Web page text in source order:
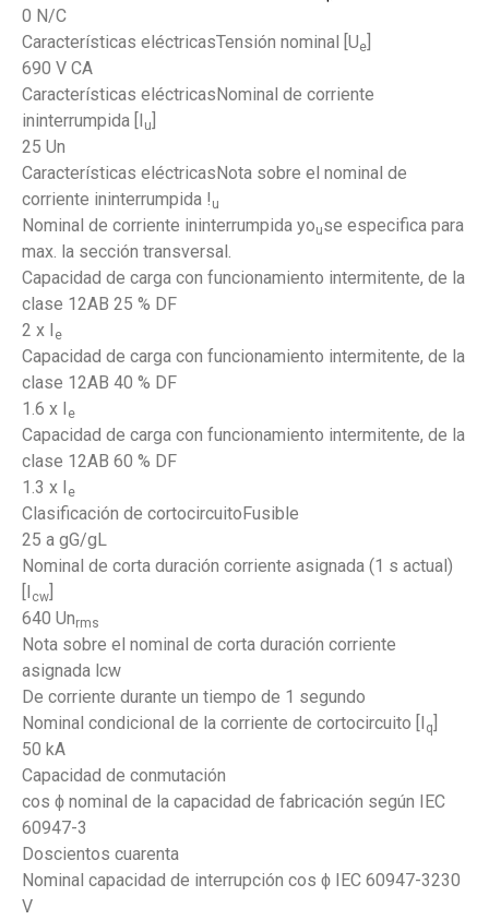
0 N/C
Características eléctricasTensión nominal [Ue
690 V CA
Características eléctricasNominal de corriente
ininterrumpida [I u
25 Un
Características eléctricasNota sobre el nominal de
corriente ininterrumpida ! u
Nominal de corriente ininterrumpida youse especifica para
max. la sección transversal.
Capacidad de carga con funcionamiento intermitente, de la
clase 12AB 25 % DF
2 x I e
Capacidad de carga con funcionamiento intermitente, de la
clase 12AB 40 % DF
1.6 x I e
Capacidad de carga con funcionamiento intermitente, de la
clase 12AB 60 % DF
1.3 x I e
Clasificación de cortocircuitoFusible
25 a gG/gL
Nominal de corta duración corriente asignada (1 s actual)
[I cw
640 Unrms
Nota sobre el nominal de corta duración corriente
asignada lcw
De corriente durante un tiempo de 1 segundo
Nominal condicional de la corriente de cortocircuito [I q
50 kA
Capacidad de conmutación
cos ϕ nominal de la capacidad de fabricación según IEC
60947-3
Doscientos cuarenta
Nominal capacidad de interrupción cos ϕ IEC 60947-3230
V